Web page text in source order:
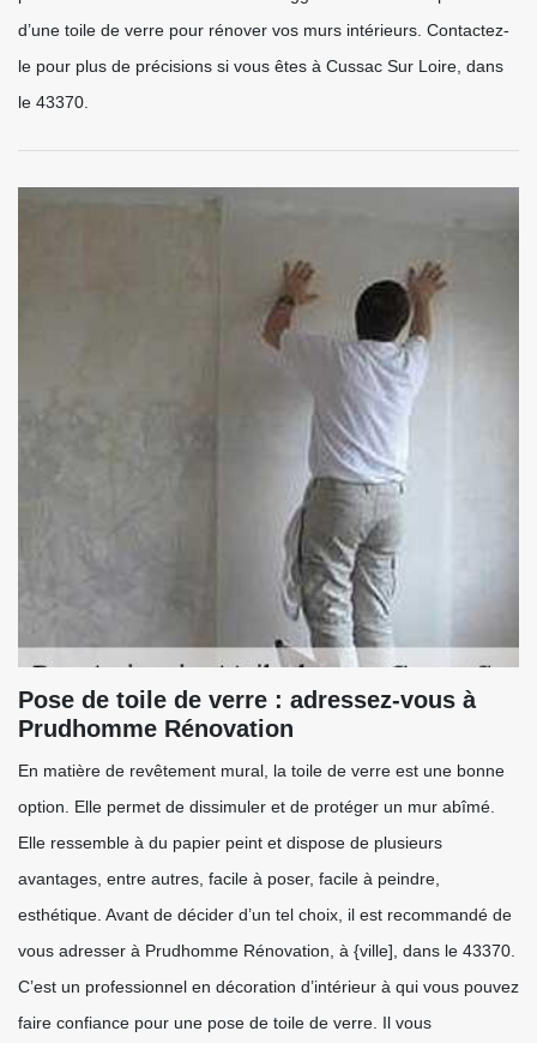
d’une toile de verre pour rénover vos murs intérieurs. Contactez-
le pour plus de précisions si vous êtes à Cussac Sur Loire, dans
le 43370.
Pose de toile de verre : adressez-vous à
Prudhomme Rénovation
En matière de revêtement mural, la toile de verre est une bonne
option. Elle permet de dissimuler et de protéger un mur abîmé.
Elle ressemble à du papier peint et dispose de plusieurs
avantages, entre autres, facile à poser, facile à peindre,
esthétique. Avant de décider d’un tel choix, il est recommandé de
vous adresser à Prudhomme Rénovation, à {ville], dans le 43370.
C’est un professionnel en décoration d’intérieur à qui vous pouvez
faire confiance pour une pose de toile de verre. Il vous